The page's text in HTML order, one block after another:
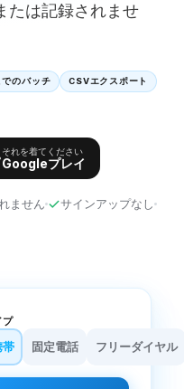
たは記録されませ
のバッチ CSVエクスポート
それを着てください
Googleプレイ
ません
サインアップなし
プ
帯 固定電話 フリーダイヤル